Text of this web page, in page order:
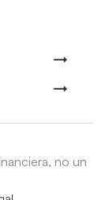
no un